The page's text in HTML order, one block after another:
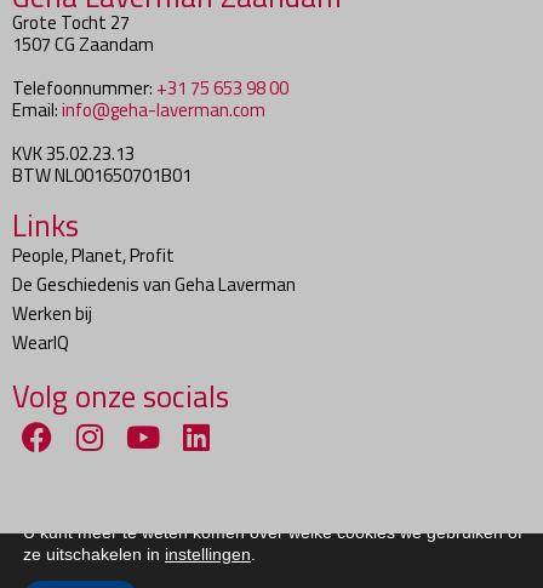
Grote Tocht 27
1507 CG Zaandam
Telefoonnummer: +31 75 653 98 00
Email:info@geha-laverman.com
KVK 35.02.23.13
BTW NL001650701B01
Links
People, Planet, Profit
De Geschiedenis van Geha Laverman
Werken bij
WearIQ
Volg onze socials
Copyright ©2026Geha Laverman BV
U kunt meer te weten komen over welke cookies we gebruiken of
ze uitschakelen in instellingen